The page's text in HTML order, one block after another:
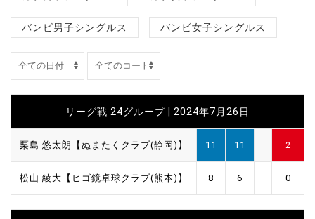
バンビ男子シングルス バンビ女子シングルス
リーグ戦 24グループ | 2024年7月26日
栗島 悠太朗【ぬまたくクラブ(静岡)】 11 11 2
松山 綾大【ヒゴ鏡卓球クラブ(熊本)】 8 6 0